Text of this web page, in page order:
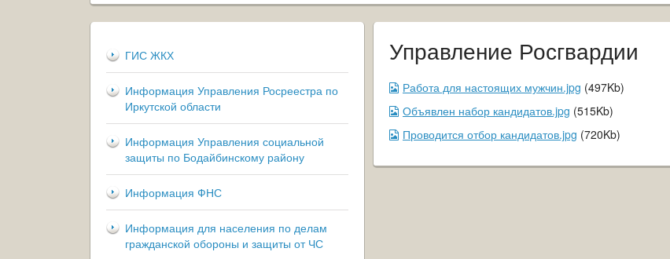
ГИС ЖКХ
Информация Управления Росреестра по
Иркутской области
Информация Управления социальной
защиты по Бодайбинскому району
Информация ФНС
Информация для населения по делам
гражданской обороны и защиты от ЧС
Управление Росгвардии
Работа для настоящих мужчин.jpg (497Kb)
Объявлен набор кандидатов.jpg (515Kb)
Проводится отбор кандидатов.jpg (720Kb)